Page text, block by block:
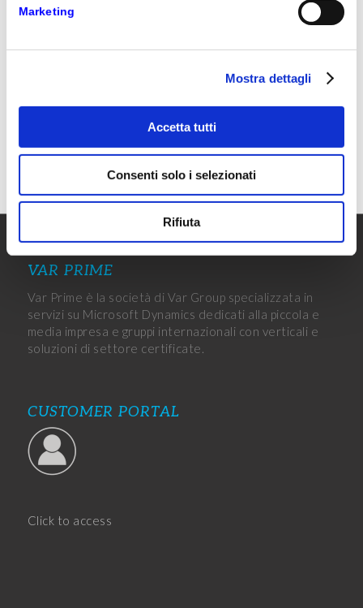
Marketing
Mostra dettagli
Accetta tutti
Consenti solo i selezionati
Rifiuta
La soluzione internazionale per il settore tessile
VAR PRIME
Var Prime è la società di Var Group specializzata in
servizi su Microsoft Dynamics dedicati alla piccola e
media impresa e gruppi internazionali con verticali e
soluzioni di settore certificate.
CUSTOMER PORTAL
Click to access